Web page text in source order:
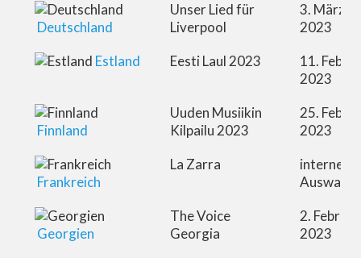
Deutschland
Unser Lied für
Liverpool
3. März
2023
Estland
Eesti Laul 2023
11.
2023
Finnland
Uuden Musiikin
Kilpailu 2023
25.
2023
Frankreich
La Zarra
interne
Auswahl
Georgien
The Voice
Georgia
2. Februar
2023